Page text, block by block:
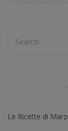
Le Ricette di